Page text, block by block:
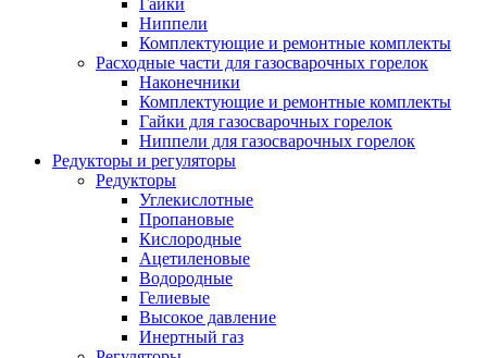
Гайки
Ниппели
Комплектующие и ремонтные комплекты
Расходные части для газосварочных горелок
Наконечники
Комплектующие и ремонтные комплекты
Гайки для газосварочных горелок
Ниппели для газосварочных горелок
Редукторы и регуляторы
Редукторы
Углекислотные
Пропановые
Кислородные
Ацетиленовые
Водородные
Гелиевые
Высокое давление
Инертный газ